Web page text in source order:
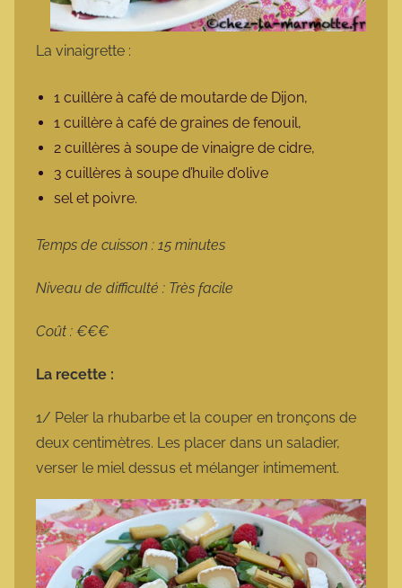
La vinaigrette :
1 cuillère à café de moutarde de Dijon,
1 cuillère à café de graines de fenouil,
2 cuillères à soupe de vinaigre de cidre,
3 cuillères à soupe d’huile d’olive
sel et poivre.
Temps de cuisson : 15 minutes
Niveau de difficulté : Très facile
Coût : €€€
La recette :
1/ Peler la rhubarbe et la couper en tronçons de
deux centimètres. Les placer dans un saladier,
verser le miel dessus et mélanger intimement.